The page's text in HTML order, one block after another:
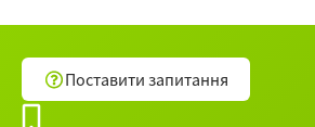
Поставити запитання